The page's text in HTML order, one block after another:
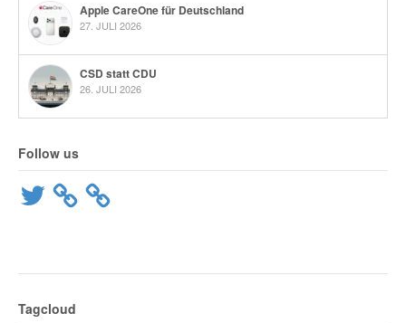
Apple CareOne für Deutschland
27. JULI 2026
CSD statt CDU
26. JULI 2026
Follow us
Twitter
Tagcloud